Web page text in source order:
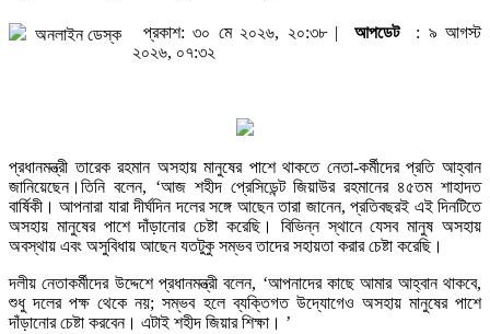
অনলাইন ডেস্ক প্রকাশ: ৩০ মে ২০২৬, ২০:৩৮ |আপডেট: ৯ আগস্ট
২০২৬, ০৭:৩২
প্রধানমন্ত্রী তারেক রহমান অসহায় মানুষের পাশে থাকতে নেতা-কর্মীদের প্রতি আহ্বান
জানিয়েছেন।তিনি বলেন, ‘আজ শহীদ প্রেসিডেন্ট জিয়াউর রহমানের ৪৫তম শাহাদত
বার্ষিকী। আপনারা যারা দীর্ঘদিন দলের সঙ্গে আছেন তারা জানেন, প্রতিবছরই এই দিনটিতে
অসহায় মানুষের পাশে দাঁড়ানোর চেষ্টা করেছি। বিভিন্ন স্থানে যেসব মানুষ অসহায়
অবস্থায় এবং অসুবিধায় আছেন যতটুকু সম্ভব তাদের সহায়তা করার চেষ্টা করেছি।
দলীয় নেতাকর্মীদের উদ্দেশে প্রধানমন্ত্রী বলেন, ‘আপনাদের কাছে আমার আহ্বান থাকবে,
শুধু দলের পক্ষ থেকে নয়; সম্ভব হলে ব্যক্তিগত উদ্যোগেও অসহায় মানুষের পাশে
দাঁড়ানোর চেষ্টা করবেন। এটাই শহীদ জিয়ার শিক্ষা। ’